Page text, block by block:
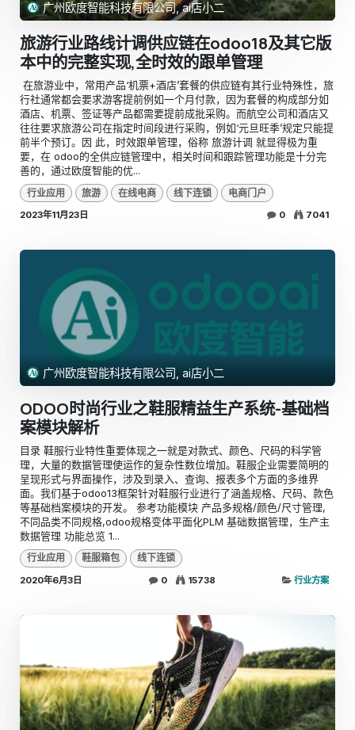
广州欧度智能科技有限公司, ai店小二
旅游行业路线计调供应链在odoo18及其它版
本中的完整实现,全时效的跟单管理
​ 在旅游业中，常用产品‘机票+酒店’套餐的供应链有其行业特殊性，旅
行社通常都会要求游客提前例如一个月付款，因为套餐的构成部分如
酒店、机票、签证等产品都需要提前成批采购。而航空公司和酒店又
往往要求旅游公司在指定时间段进行采购，例如‘元旦旺季’规定只能提
前半个预订。因 此，时效跟单管理，俗称 旅游计调 就显得极为重
要，在 odoo的全供应链管理中，相关时间和跟踪管理功能是十分完
善的，通过欧度智能的优...
行业应用 旅游 在线电商 线下连锁 电商门户
2023年11月23日 0 7041
广州欧度智能科技有限公司, ai店小二
ODOO时尚行业之鞋服精益生产系统-基础档
案模块解析
目录 鞋服行业特性重要体现之一就是对款式、颜色、尺码的科学管
理，大量的数据管理使运作的复杂性数位增加。鞋服企业需要简明的
呈现形式与界面操作，涉及到录入、查询、报表多个方面的多维界
面。我们基于odoo13框架针对鞋服行业进行了涵盖规格、尺码、款色
等基础档案模块的开发。 参考功能模块 产品多规格/颜色/尺寸管理,
不同品类不同规格,odoo规格变体平面化PLM 基础数据管理，生产主
数据管理 功能总览 1...
行业应用 鞋服箱包 线下连锁
2020年6月3日 0 15738 行业方案